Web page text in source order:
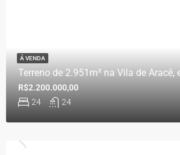
Terreno de 2.951m² na Vila de Aracê,
24 24
R$2.200.000,00
Á VENDA